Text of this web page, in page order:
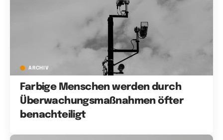
ARCHIV
Farbige Menschen werden durch
Überwachungsmaßnahmen öfter
benachteiligt